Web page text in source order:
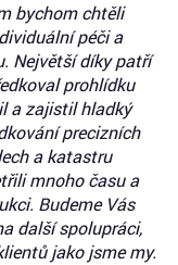
bychom chtěli
péči a
Největší díky patří
prohlídku
a zajistil hladký
precizních
a katastru
mnoho času a
Budeme Vás
další spolupráci,
jako jsme my.